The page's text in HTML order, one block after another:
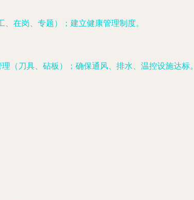
在岗、专题）；建立健康管理制度。
（刀具、砧板）；确保通风、排水、温控设施达标。